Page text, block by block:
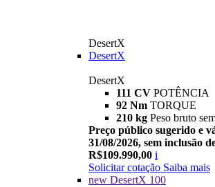
DesertX
DesertX
DesertX
111 CV POTÊNCIA
92 Nm TORQUE
210 kg Peso bruto
Preço público sugerido e
31/08/2026, sem inclusão
R$109.990,00 i
Solicitar cotação Saiba mais
new DesertX 100